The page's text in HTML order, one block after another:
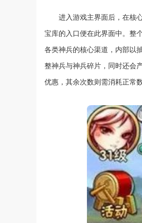
进入游戏主界面后，在核
宝库的入口便在此界面中。整
各类神兵的核心渠道，内部以
整神兵与神兵碎片，同时还会
优惠，其余次数则需消耗正常